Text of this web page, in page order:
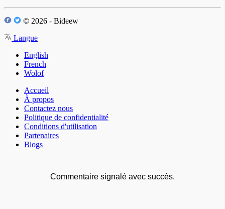
© 2026 - Bideew
Langue
English
French
Wolof
Accueil
À propos
Contactez nous
Politique de confidentialité
Conditions d'utilisation
Partenaires
Blogs
Commentaire signalé avec succès.